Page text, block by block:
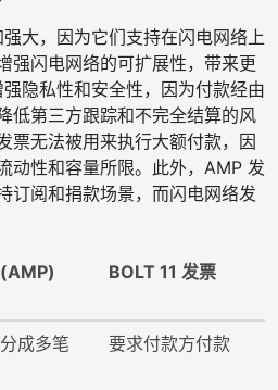
大，因为它们支持在闪电网络上
强闪电网络的可扩展性，带来更
隐私性和安全性，因为付款经由
低第三方跟踪和不完全结算的风
票无法被用来执行大额付款，因
动性和容量所限。此外，AMP 发
订阅和捐款场景，而闪电网络发
BOLT 11 发票
成多笔
要求付款方付款